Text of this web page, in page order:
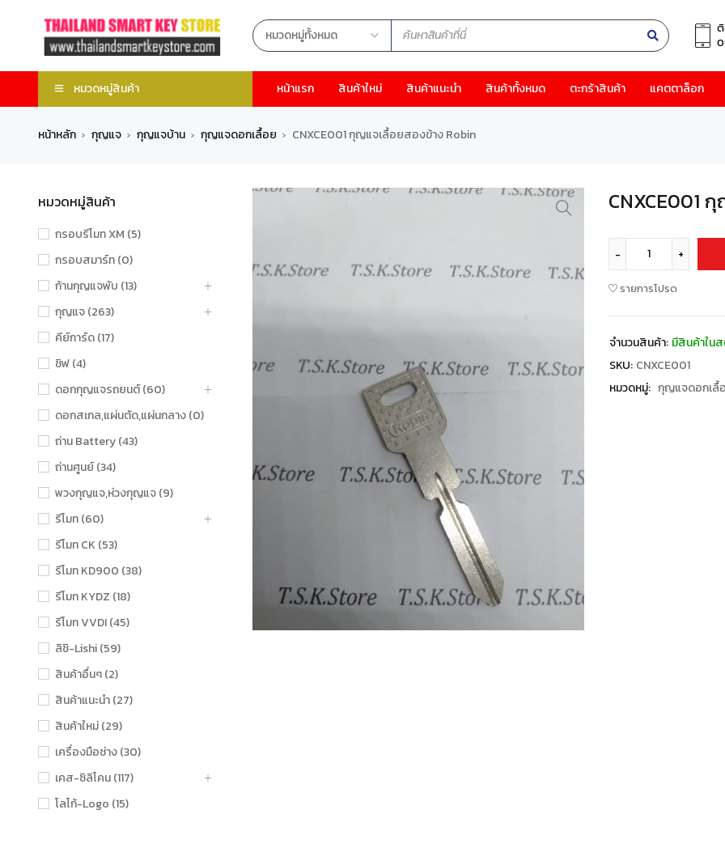
หมวดหมู่สินค้า หน้าแรก สินค้าใหม่ สินค้าแนะนำ สินค้าทั้งหมด ตะกร้าสินค้า แคตตาล็อก
หน้าหลัก › กุญแจ › กุญแจบ้าน › กุญแจดอกเลื้อย › CNXCE001 กุญแจเลื้อยสองข้าง Robin
หมวดหมู่สินค้า
กรอบรีโมท XM (5)
กรอบสมาร์ท (0)
ก้านกุญแจพับ (13)
กุญแจ (263)
คีย์การ์ด (17)
ชิฟ (4)
ดอกกุญแจรถยนต์ (60)
ดอกสเกล,แผ่นตัด,แผ่นกลาง (0)
ถ่าน Battery (43)
ถ่านศูนย์ (34)
พวงกุญแจ,ห่วงกุญแจ (9)
รีโมท (60)
รีโมท CK (53)
รีโมท KD900 (38)
รีโมท KYDZ (18)
รีโมท VVDI (45)
ลิชิ-Lishi (59)
สินค้าอื่นๆ (2)
สินค้าแนะนำ (27)
สินค้าใหม่ (29)
เครื่องมือช่าง (30)
เคส-ซิลิโคน (117)
โลโก้-Logo (15)
CNXCE001
รายการโปรด
จำนวนสินค้า: มีสินค้าใน
SKU: CNXCE001
หมวดหมู่: กุญแจดอกเลื้